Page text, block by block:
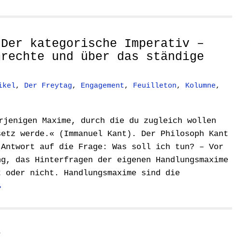
kategorische Imperativ –
und über das ständige
, Der Freytag, Engagement, Feuilleton, Kolumne,
Maxime, durch die du zugleich wollen
werde.« (Immanuel Kant). Der Philosoph Kant
auf die Frage: Was soll ich tun? – Vor
das Hinterfragen der eigenen Handlungsmaxime
nicht. Handlungsmaxime sind die